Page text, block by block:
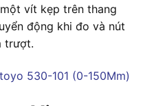
vít kẹp trên thang
động khi đo và nút
trượt.